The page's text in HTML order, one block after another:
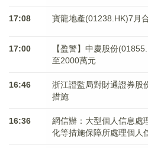
17:08 寶龍地產(01238.HK)7月
17:00
【盈警】中慶股份
至2000萬元
16:46
浙江證監局對財通證券股
措施
16:36
網信辦：大型個人信息處
化等措施保障所處理個人